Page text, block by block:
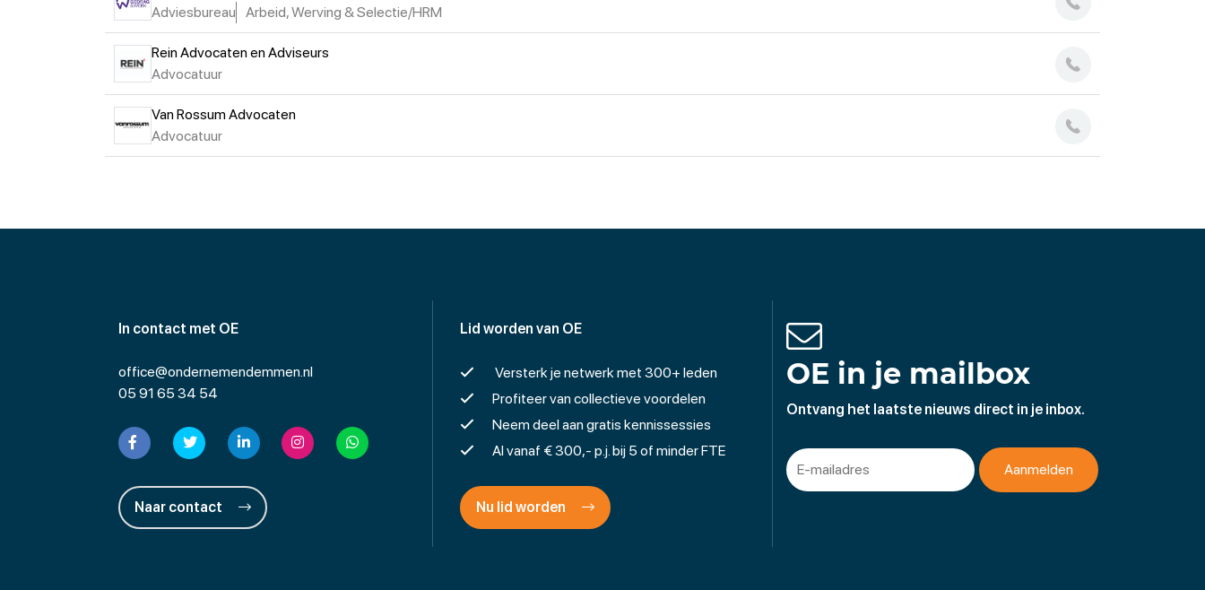
Adviesbureau
Arbeid, Werving & Selectie/HRM
Rein Advocaten en Adviseurs
Advocatuur
Van Rossum Advocaten
Advocatuur
In contact met OE
office@ondernemendemmen.nl
05 91 65 34 54
Naar contact
Lid worden van OE
Versterk je netwerk met 300+ leden
Profiteer van collectieve voordelen
Neem deel aan gratis kennissessies
Al vanaf € 300,- p.j. bij 5 of minder FTE
Nu lid worden
OE in je mailbox
Ontvang het laatste nieuws direct in je inbox.